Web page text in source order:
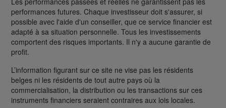
performances futures. Chaque investisseur doit s'assurer, si
possible avec l'aide d'un conseiller, que ce service financier est
adapté à sa situation personnelle. Tous les investissements
comportent des risques importants. Il n'y a aucune garantie de
profit.
L’information figurant sur ce site ne vise pas les résidents
belges ni les résidents de tout autre pays où la
commercialisation, la distribution ou les transactions sur ces
instruments financiers seraient contraires aux lois locales.